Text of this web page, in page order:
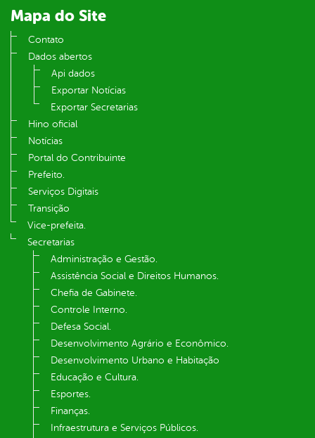
Mapa do Site
Contato
Dados abertos
Api dados
Exportar Notícias
Exportar Secretarias
Hino oficial
Notícias
Portal do Contribuinte
Prefeito.
Serviços Digitais
Transição
Vice-prefeita.
Secretarias
Administração e Gestão.
Assistência Social e Direitos Humanos.
Chefia de Gabinete.
Controle Interno.
Defesa Social.
Desenvolvimento Agrário e Econômico.
Desenvolvimento Urbano e Habitação
Educação e Cultura.
Esportes.
Finanças.
Infraestrutura e Serviços Públicos.